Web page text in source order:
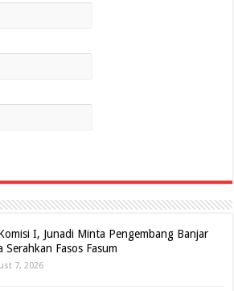
I, Junadi Minta Pengembang Banjar
Serahkan Fasos Fasum
7, 2026